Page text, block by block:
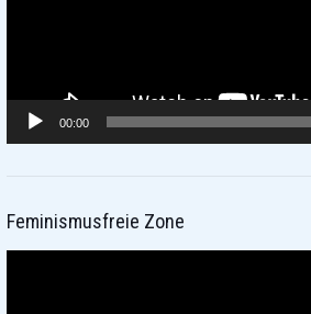
00:00
Feminismusfreie Zone